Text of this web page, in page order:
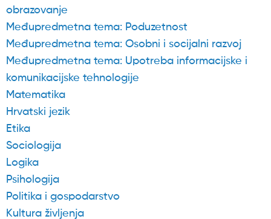
obrazovanje
Međupredmetna tema: Poduzetnost
Međupredmetna tema: Osobni i socijalni razvoj
Međupredmetna tema: Upotreba informacijske i
komunikacijske tehnologije
Matematika
Hrvatski jezik
Etika
Sociologija
Logika
Psihologija
Politika i gospodarstvo
Kultura življenja